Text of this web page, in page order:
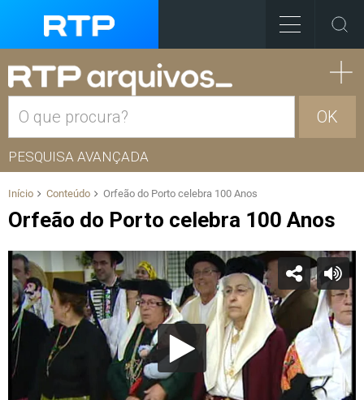
OK
PESQUISA AVANÇADA
Início Conteúdo Orfeão do Porto celebra 100 Anos
Orfeão do Porto celebra 100 Anos